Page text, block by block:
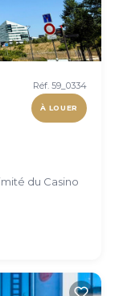
Réf. 59_0334
À LOUER
du Casino